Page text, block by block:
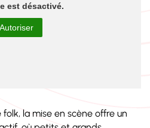
est désactivé.
Autoriser
la mise en scène offre un